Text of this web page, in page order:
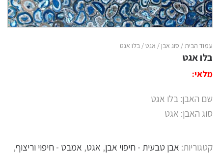
עמוד הבית/ סוג אבן/ אגט/ בלו אגט
בלו אגט
מלאי:
שם האבן: בלו אגט
סוג האבן: אגט
קטגוריות: אבן טבעית - חיפוי אבן, אגט, אמבט - חיפוי וריצוף,